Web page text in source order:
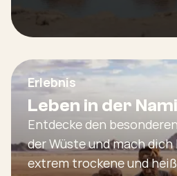
Erlebnis
Leben in der
Entdecke den
der Wüste und mach
extrem trockene und